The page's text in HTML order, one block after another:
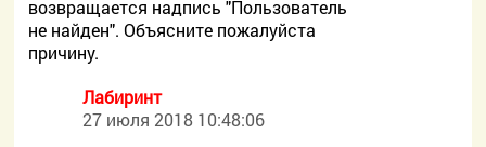
возвращается надпись "Пользователь
не найден". Объясните пожалуйста
причину.
Лабиринт
27 июля 2018 10:48:06